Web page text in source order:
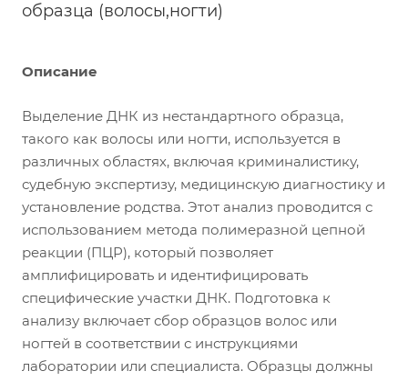
образца (волосы,ногти)
Описание
Выделение ДНК из нестандартного образца,
такого как волосы или ногти, используется в
различных областях, включая криминалистику,
судебную экспертизу, медицинскую диагностику и
установление родства. Этот анализ проводится с
использованием метода полимеразной цепной
реакции (ПЦР), который позволяет
амплифицировать и идентифицировать
специфические участки ДНК. Подготовка к
анализу включает сбор образцов волос или
ногтей в соответствии с инструкциями
лаборатории или специалиста. Образцы должны